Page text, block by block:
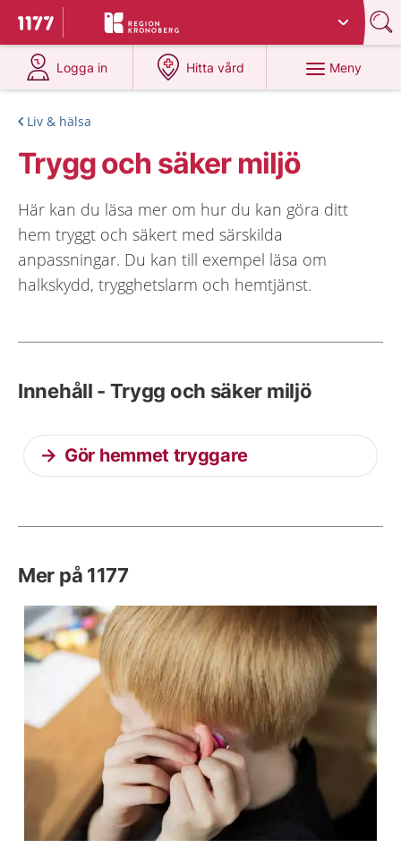
Till startsidan för 1177
Du har valt region
Logga in
på 1177.se
Hitta vård
på 1177.se
Meny
Liv & hälsa
Trygg och säker miljö
Här kan du läsa mer om hur du kan göra ditt
hem tryggt och säkert med särskilda
anpassningar. Du kan till exempel läsa om
halkskydd, trygghetslarm och hemtjänst.
Innehåll - Trygg och säker miljö
Gör hemmet tryggare
Mer på 1177